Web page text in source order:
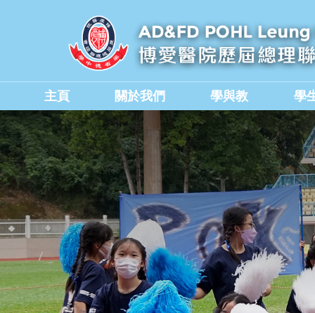
主頁 關於我們 學與教 學